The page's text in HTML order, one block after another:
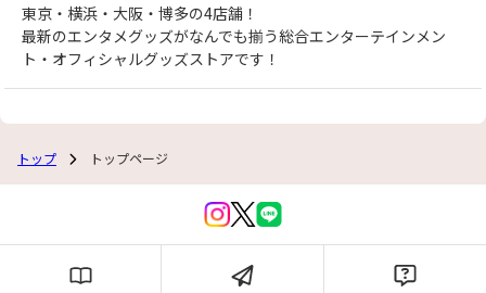
東京・横浜・大阪・博多の4店舗！
最新のエンタメグッズがなんでも揃う総合エンターテインメン
ト・オフィシャルグッズストアです！
トップ トップページ